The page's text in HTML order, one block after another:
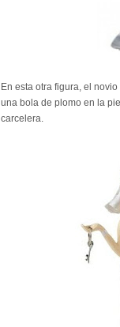
En esta otra figura, el
una bola de plomo en la
carcelera.